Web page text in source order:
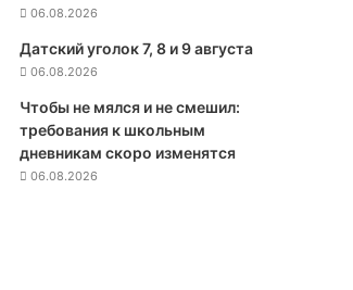
06.08.2026
Датский уголок 7, 8 и 9 августа
06.08.2026
Чтобы не мялся и не смешил:
требования к школьным
дневникам скоро изменятся
06.08.2026